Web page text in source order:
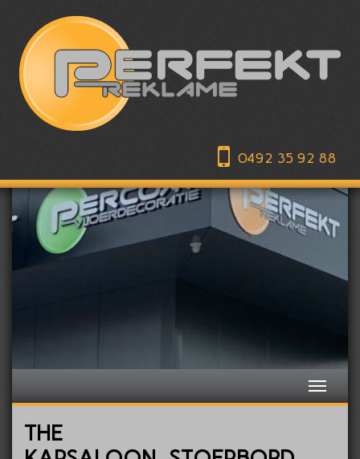
0492 35 92 88
THE